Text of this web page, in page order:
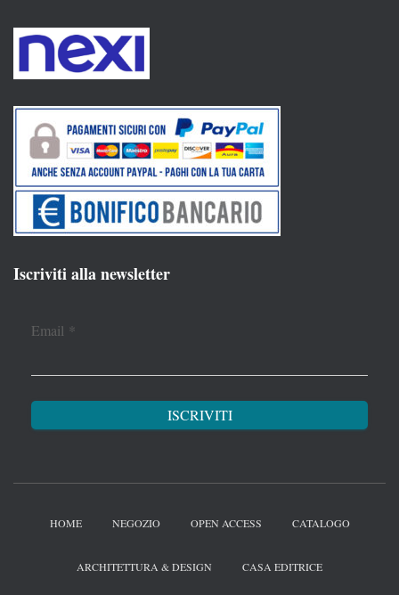
Iscriviti alla newsletter
Email *
HOME NEGOZIO OPEN ACCESS CATALOGO
ARCHITETTURA & DESIGN CASA EDITRICE